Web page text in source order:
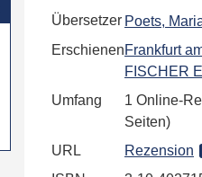
Übersetzer Poets,
ErschienenFrankfurt
FISCHER
Umfang
1 Online-
Seiten)
URL
Rezension